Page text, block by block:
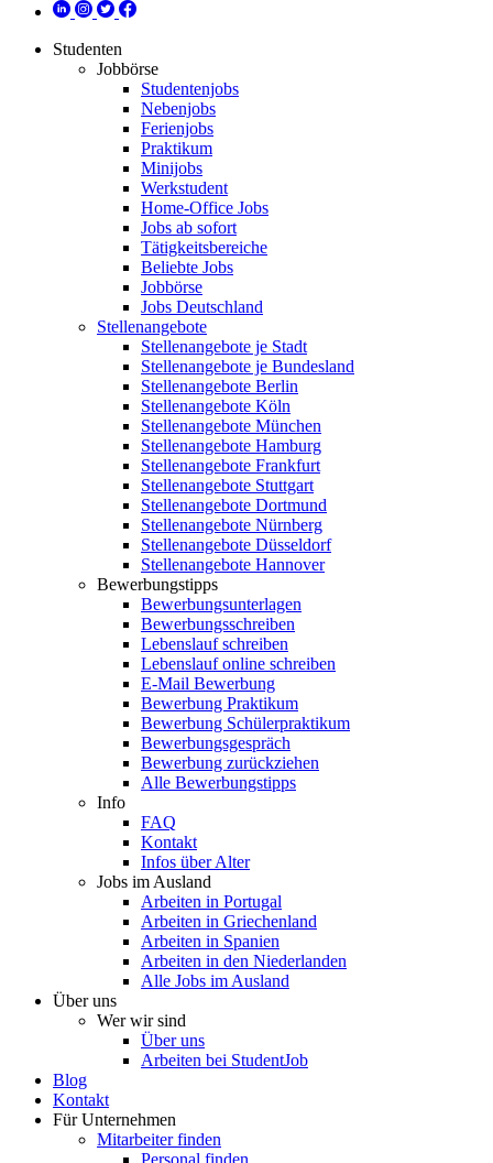
Studenten
Jobbörse
Studentenjobs
Nebenjobs
Ferienjobs
Praktikum
Minijobs
Werkstudent
Home-Office Jobs
Jobs ab sofort
Tätigkeitsbereiche
Beliebte Jobs
Jobbörse
Jobs Deutschland
Stellenangebote
Stellenangebote je Stadt
Stellenangebote je Bundesland
Stellenangebote Berlin
Stellenangebote Köln
Stellenangebote München
Stellenangebote Hamburg
Stellenangebote Frankfurt
Stellenangebote Stuttgart
Stellenangebote Dortmund
Stellenangebote Nürnberg
Stellenangebote Düsseldorf
Stellenangebote Hannover
Bewerbungstipps
Bewerbungsunterlagen
Bewerbungsschreiben
Lebenslauf schreiben
Lebenslauf online schreiben
E-Mail Bewerbung
Bewerbung Praktikum
Bewerbung Schülerpraktikum
Bewerbungsgespräch
Bewerbung zurückziehen
Alle Bewerbungstipps
Info
FAQ
Kontakt
Infos über Alter
Jobs im Ausland
Arbeiten in Portugal
Arbeiten in Griechenland
Arbeiten in Spanien
Arbeiten in den Niederlanden
Alle Jobs im Ausland
Über uns
Wer wir sind
Über uns
Arbeiten bei StudentJob
Blog
Kontakt
Für Unternehmen
Mitarbeiter finden
Personal finden